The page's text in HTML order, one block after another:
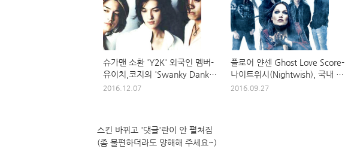
슈가맨 소환 'Y2K' 외국인 멤버-
유이치,코지의 'Swanky Dank'
음악
2016.12.07
플로어 얀센 Ghost Love Score-
나이트위시(Nightwish), 국내 첫
내한 단독 공연
2016.09.27
스킨 바뀌고 '댓글'란이 안 펼쳐짐
(좀 불편하더라도 양해해 주세요~)